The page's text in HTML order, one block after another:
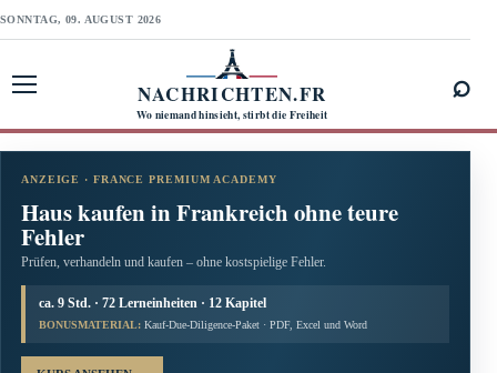
SONNTAG, 09. AUGUST 2026
NACHRICHTEN.FR
Wo niemand hinsieht, stirbt die Freiheit
⌕
ANZEIGE · FRANCE PREMIUM ACADEMY
Haus kaufen in Frankreich ohne teure
Fehler
Prüfen, verhandeln und kaufen – ohne kostspielige Fehler.
ca. 9 Std. · 72 Lerneinheiten · 12 Kapitel
BONUSMATERIAL: Kauf-Due-Diligence-Paket · PDF, Excel und Word